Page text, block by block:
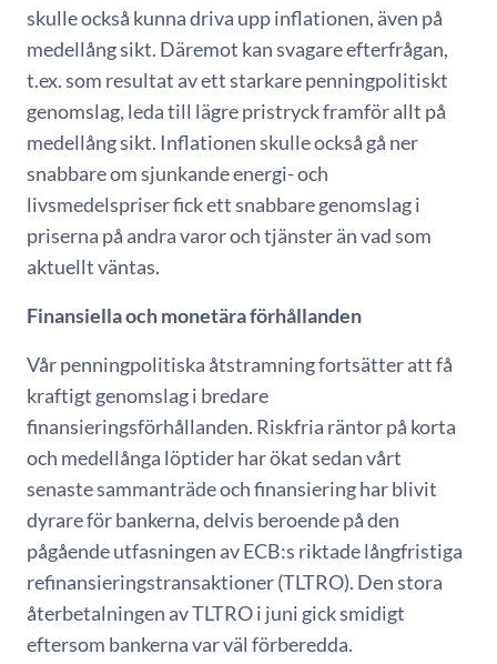
skulle också kunna driva upp inflationen, även på
medellång sikt. Däremot kan svagare efterfrågan,
t.ex. som resultat av ett starkare penningpolitiskt
genomslag, leda till lägre pristryck framför allt på
medellång sikt. Inflationen skulle också gå ner
snabbare om sjunkande energi- och
livsmedelspriser fick ett snabbare genomslag i
priserna på andra varor och tjänster än vad som
aktuellt väntas.
Finansiella och monetära förhållanden
Vår penningpolitiska åtstramning fortsätter att få
kraftigt genomslag i bredare
finansieringsförhållanden. Riskfria räntor på korta
och medellånga löptider har ökat sedan vårt
senaste sammanträde och finansiering har blivit
dyrare för bankerna, delvis beroende på den
pågående utfasningen av ECB:s riktade långfristiga
refinansieringstransaktioner (TLTRO). Den stora
återbetalningen av TLTRO i juni gick smidigt
eftersom bankerna var väl förberedda.